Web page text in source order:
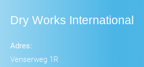
Dry Works International
Adres:
Venserweg 1R